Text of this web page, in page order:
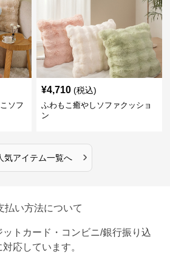
ソフ
¥4,710 (税込)
ふわもこ癒やしソファクッショ
ン
気アイテム一覧へ ›
払い方法について
トカード・コンビニ/銀行振り込
応しています。